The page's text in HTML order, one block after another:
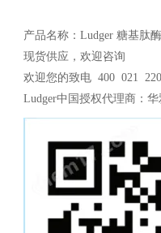
产品名称：Ludger 糖基
现货供应，欢迎咨询
欢迎您的致电 400
Ludger中国授权代理商：